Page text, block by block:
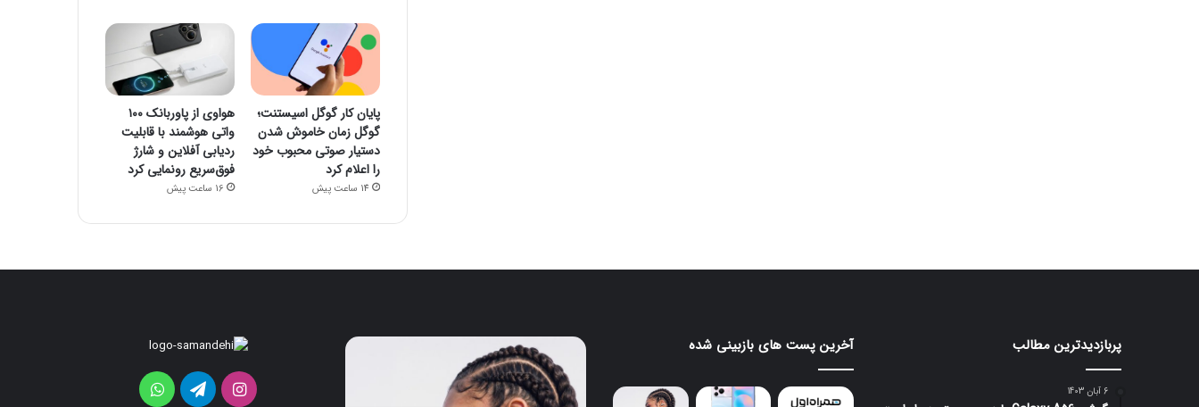
پایان کار گوگل اسیستنت؛
گوگل زمان خاموش شدن
دستیار صوتی محبوب خود
را اعلام کرد
14 ساعت پیش
هواوی از پاوربانک ۱۰۰
واتی هوشمند با قابلیت
ردیابی آفلاین و شارژ
فوق‌سریع رونمایی کرد
16 ساعت پیش
پربازدیدترین مطالب
6 آبان 1403
آخرین پست های بازبینی شده
موتورولا
عجیب
هواوی
nova
16
SE
ایرباد
CMF
Clip
Pro
اینستاگرامتلگرام واتس